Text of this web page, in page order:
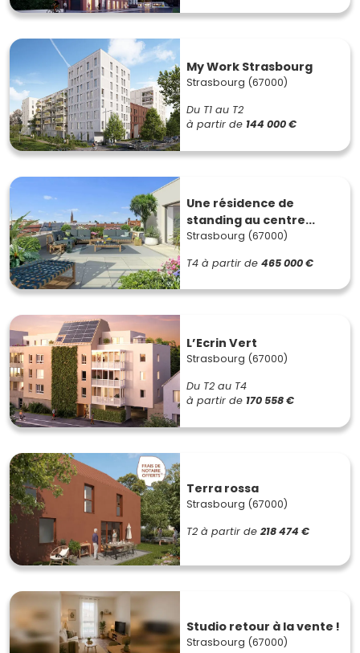
My Work Strasbourg
Strasbourg (67000)
Du T1 au T2
à partir de 144 000 €
Une résidence de
standing au centre...
Strasbourg (67000)
T4 à partir de 465 000 €
L’Ecrin Vert
Strasbourg (67000)
Du T2 au T4
à partir de 170 558 €
Terra rossa
Strasbourg (67000)
T2 à partir de 218 474 €
Studio retour à la vente !
Strasbourg (67000)